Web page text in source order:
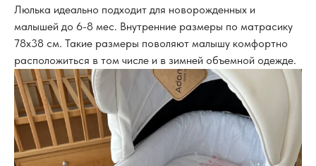
Люлька идеально подходит для новорожденных и
малышей до 6-8 мес. Внутренние размеры по матрасику
78х38 см. Такие размеры поволяют малышу комфортно
расположиться в том числе и в зимней объемной одежде.